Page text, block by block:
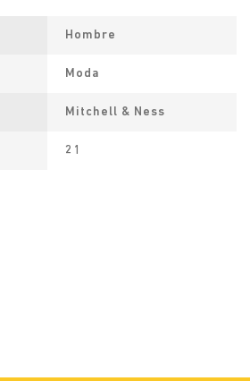
Hombre
Moda
Mitchell & Ness
21